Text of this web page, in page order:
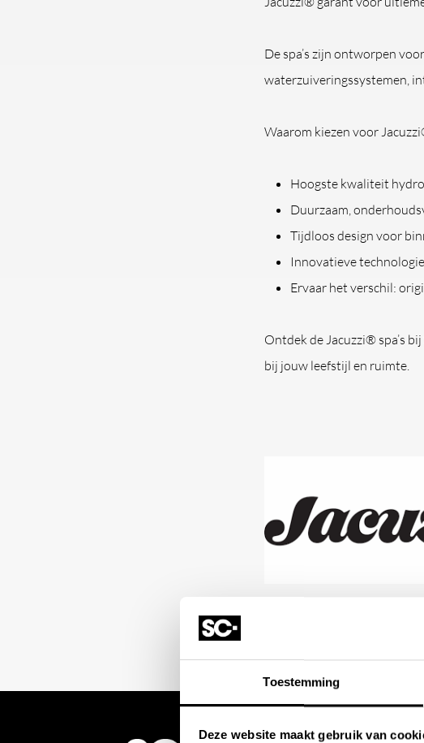
Toestemming
Deze website maakt gebruik van
De spa’s zijn ontworpen
waterzuiveringssystemen,
Waarom kiezen voor
Hoogste kwaliteit
Duurzaam,
Tijdloos design voor
Innovatieve
Ervaar het verschil:
Ontdek de Jacuzzi® spa’s
bij jouw leefstijl en ruimte.